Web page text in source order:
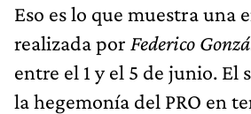
Eso es lo que muestra una
realizada por Federico
entre el 1 y el 5 de junio. El
la hegemonía del PRO en